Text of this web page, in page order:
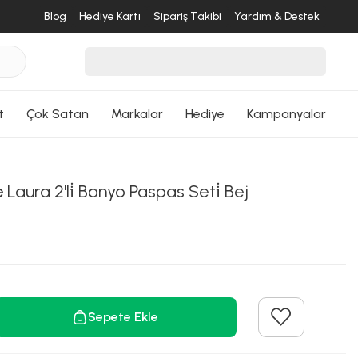
Blog Hediye Kartı Sipariş Takibi Yardım & Destek
Çok Satan Markalar Hediye Kampanyalar
Laura 2'li̇ Banyo Paspas Seti̇ Bej
Sepete Ekle